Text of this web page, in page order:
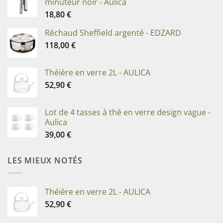
18,80€
Réchaud Sheffield argenté - EDZARD
118,00€
Théière en verre 2L - AULICA
52,90€
Lot de 4 tasses à thé en verre design vague -
Aulica
39,00€
LES MIEUX NOTÉS
Théière en verre 2L - AULICA
52,90€